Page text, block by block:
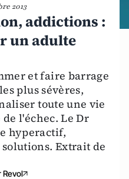
2013
addictions :
un adulte
et faire barrage
plus sévères,
toute une vie
l'échec. Le Dr
hyperactif,
Extrait de
Revol